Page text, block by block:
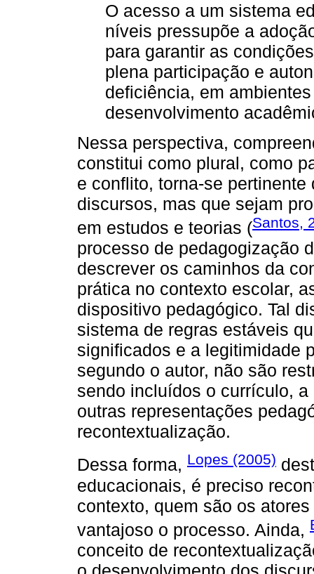
O acesso a um sistema
níveis pressupõe a
para garantir as
plena participação e
deficiência, em
desenvolvimento
Nessa perspectiva,
constitui como plural, como
e conflito, torna-se
discursos, mas que sejam
em estudos e teorias (Santos,
processo de pedagogização
descrever os caminhos da
prática no contexto escolar,
dispositivo pedagógico. Tal
sistema de regras estáveis
significados e a legitimidade
segundo o autor, não são
sendo incluídos o currículo,
outras representações
recontextualização.
Dessa forma, Lopes (2005)
educacionais, é preciso
contexto, quem são os
vantajoso o processo. Ainda,
conceito de